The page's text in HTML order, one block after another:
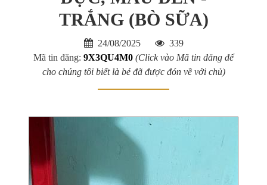
TRẮNG (BÒ SỮA)
24/08/2025
339
Mã tin đăng: 9X3QU4M0 (Click vào Mã tin đăng để
cho chúng tôi biết là bé đã được đón về với chủ)